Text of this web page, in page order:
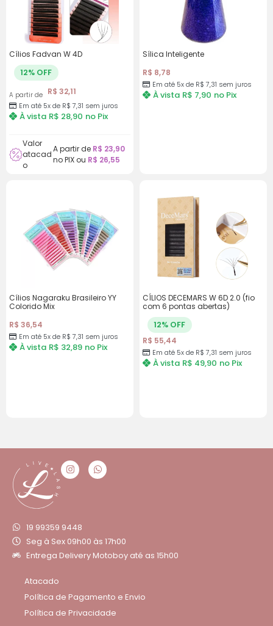
Cílios Fadvan W 4D
12% OFF
A partir de R$ 32,11
Em até 5x de R$ 7,31 sem juros
À vista R$ 28,90 no Pix
Valor
atacad
o
A partir de R$ 23,90
no PIX ou R$ 26,55
Sílica Inteligente
R$ 8,78
Em até 5x de R$ 7,31 sem juros
À vista R$ 7,90 no Pix
Cílios Nagaraku Brasileiro YY
Colorido Mix
R$ 36,54
Em até 5x de R$ 7,31 sem juros
À vista R$ 32,89 no Pix
CÍLIOS DECEMARS W 6D 2.0 (fio
com 6 pontas abertas)
12% OFF
R$ 55,44
Em até 5x de R$ 7,31 sem juros
À vista R$ 49,90 no Pix
19 99359 9448
Seg à Sex 09h00 às 17h00
Entrega Delivery Motoboy até as 15h00
Atacado
Política de Pagamento e Envio
Política de Privacidade